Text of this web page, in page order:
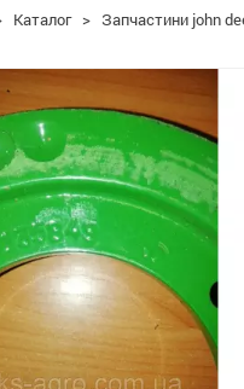
Каталог > Запчастини john